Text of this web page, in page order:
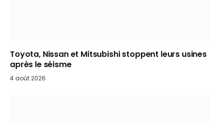
Toyota, Nissan et Mitsubishi stoppent leurs usines
après le séisme
4 août 2026